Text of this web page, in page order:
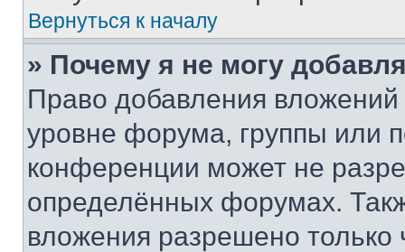
Вернуться к началу
» Почему я не могу
Право добавления
уровне форума, группы или
конференции может не
определённых форумах.
вложения разрешено